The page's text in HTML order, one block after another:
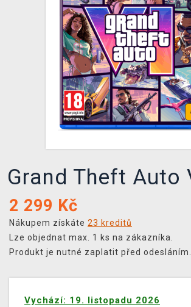
XZONE KLUB
TCG & BOARDGAME HUB
VÝKUP HER (BAZAR)
Grand Theft Auto
2 299 Kč
Nákupem získáte 23 kreditů
Lze objednat max. 1 ks na zákazníka.
Produkt je nutné zaplatit před odesláním.
Vychází: 19. listopadu 2026